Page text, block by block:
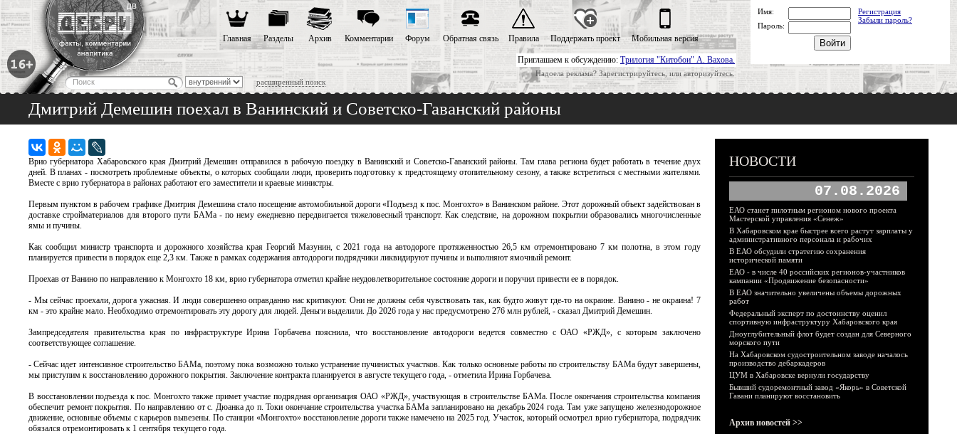
Приглашаем к обсуждению: Трилогия "Китобои" А. Вахова.
Надоела реклама? Зарегистрируйтесь, или авторизуйтесь.
расширенный поиск
Главная Разделы Архив Комментарии Форум Обратная связь Правила Поддержать проект Мобильная версия
Имя:
Регистрация
Забыли пароль?
Пароль:
Дмитрий Демешин поехал в Ванинский и Советско-Гаванский районы
Врио губернатора Хабаровского края Дмитрий Демешин отправился в рабочую поездку в Ванинский и Советско-Гаванский районы. Там глава региона будет работать в течение двух
дней. В планах - посмотреть проблемные объекты, о которых сообщали люди, проверить подготовку к предстоящему отопительному сезону, а также встретиться с местными жителями.
Вместе с врио губернатора в районах работают его заместители и краевые министры.
Первым пунктом в рабочем графике Дмитрия Демешина стало посещение автомобильной дороги «Подъезд к пос. Монгохто» в Ванинском районе. Этот дорожный объект задействован в
доставке стройматериалов для второго пути БАМа - по нему ежедневно передвигается тяжеловесный транспорт. Как следствие, на дорожном покрытии образовались многочисленные
ямы и пучины.
Как сообщил министр транспорта и дорожного хозяйства края Георгий Мазунин, с 2021 года на автодороге протяженностью 26,5 км отремонтировано 7 км полотна, в этом году
планируется привести в порядок еще 2,3 км. Также в рамках содержания автодороги подрядчики ликвидируют пучины и выполняют ямочный ремонт.
Проехав от Ванино по направлению к Монгохто 18 км, врио губернатора отметил крайне неудовлетворительное состояние дороги и поручил привести ее в порядок.
- Мы сейчас проехали, дорога ужасная. И люди совершенно оправданно нас критикуют. Они не должны себя чувствовать так, как будто живут где-то на окраине. Ванино - не окраина! 7
км - это крайне мало. Необходимо отремонтировать эту дорогу для людей. Деньги выделили. До 2026 года у нас предусмотрено 276 млн рублей, - сказал Дмитрий Демешин.
Зампредседателя правительства края по инфраструктуре Ирина Горбачева пояснила, что восстановление автодороги ведется совместно с ОАО «РЖД», с которым заключено
соответствующее соглашение.
- Сейчас идет интенсивное строительство БАМа, поэтому пока возможно только устранение пучинистых участков. Как только основные работы по строительству БАМа будут завершены,
мы приступим к восстановлению дорожного покрытия. Заключение контракта планируется в августе текущего года, - отметила Ирина Горбачева.
В восстановлении подъезда к пос. Монгохто также примет участие подрядная организация ОАО «РЖД», участвующая в строительстве БАМа. После окончания строительства компания
обеспечит ремонт покрытия. По направлению от с. Дюанка до п. Токи окончание строительства участка БАМа запланировано на декабрь 2024 года. Там уже запущено железнодорожное
движение, основные объемы с карьеров вывезены. По станции «Монгохто» восстановление дороги также намечено на 2025 год. Участок, который осмотрел врио губернатора, подрядчик
обязался отремонтировать к 1 сентября текущего года.
НОВОСТИ
07.08.2026
ЕАО станет пилотным регионом нового проекта
Мастерской управления «Сенеж»
В Хабаровском крае быстрее всего растут зарплаты у
административного персонала и рабочих
В ЕАО обсудили стратегию сохранения
исторической памяти
ЕАО - в числе 40 российских регионов-участников
кампании «Продвижение безопасности»
В ЕАО значительно увеличены объемы дорожных
работ
Федеральный эксперт по достоинству оценил
спортивную инфраструктуру Хабаровского края
Дноуглубительный флот будет создан для Северного
морского пути
На Хабаровском судостроительном заводе началось
производство дебаркадеров
ЦУМ в Хабаровске вернули государству
Бывший судоремонтный завод «Якорь» в Советской
Гавани планируют восстановить
Архив новостей >>